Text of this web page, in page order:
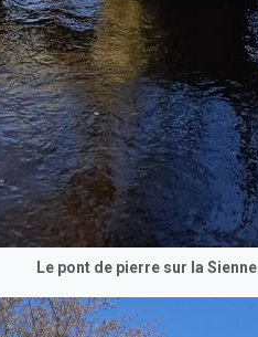
Le pont de pierre sur la Sienne